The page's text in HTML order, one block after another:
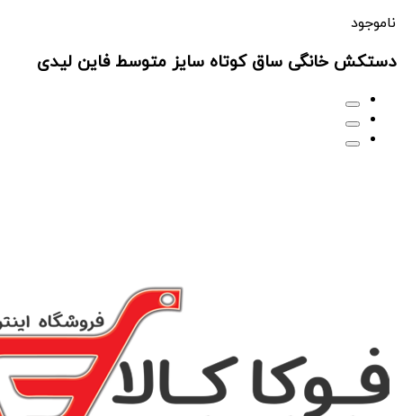
ناموجود
دستکش خانگی ساق کوتاه سایز متوسط فاین لیدی